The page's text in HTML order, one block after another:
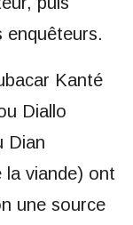
enquêteurs.
Kanté
Diallo
Dian
la viande) ont
une source